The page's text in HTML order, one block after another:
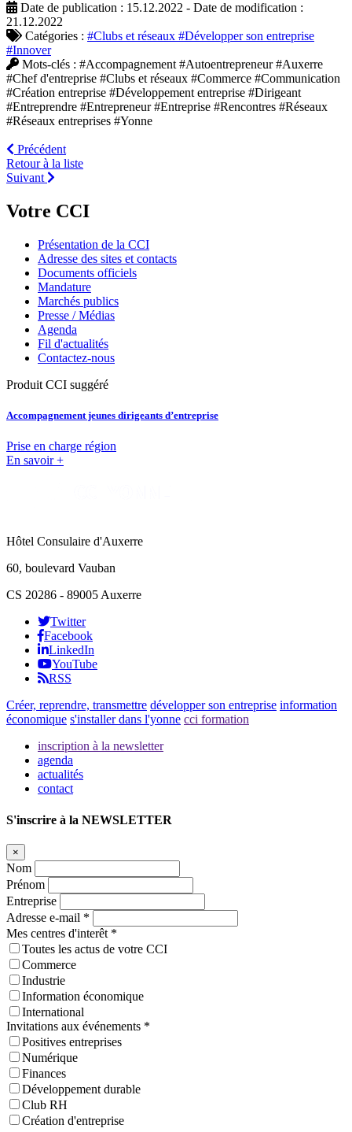
Date de publication : 15.12.2022 - Date de modification :
21.12.2022
Catégories : #Clubs et réseaux #Développer son entreprise
#Innover
Mots-clés : #Accompagnement #Autoentrepreneur #Auxerre
#Chef d'entreprise #Clubs et réseaux #Commerce #Communication
#Création entreprise #Développement entreprise #Dirigeant
#Entreprendre #Entrepreneur #Entreprise #Rencontres #Réseaux
#Réseaux entreprises #Yonne
Précédent
Retour à la liste
Suivant
Votre CCI
Présentation de la CCI
Adresse des sites et contacts
Documents officiels
Mandature
Marchés publics
Presse / Médias
Agenda
Fil d'actualités
Contactez-nous
Produit CCI suggéré
Accompagnement jeunes dirigeants d’entreprise
Prise en charge région
En savoir +
Hôtel Consulaire d'Auxerre
60, boulevard Vauban
CS 20286 - 89005 Auxerre
Twitter
Facebook
LinkedIn
YouTube
RSS
Créer, reprendre, transmettre développer son entreprise information
économique s'installer dans l'yonne cci formation
inscription à la newsletter
agenda
actualités
contact
S'inscrire à la NEWSLETTER
×
Nom
Prénom
Entreprise
Adresse e-mail *
Mes centres d'interêt *
Toutes les actus de votre CCI
Commerce
Industrie
Information économique
International
Invitations aux événements *
Positives entreprises
Numérique
Finances
Développement durable
Club RH
Création d'entreprise